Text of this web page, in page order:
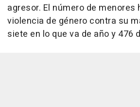
agresor. El número de
violencia de género contra su
siete en lo que va de año y 476